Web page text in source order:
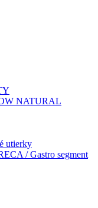
NATURAL
utierky
/ Gastro segment